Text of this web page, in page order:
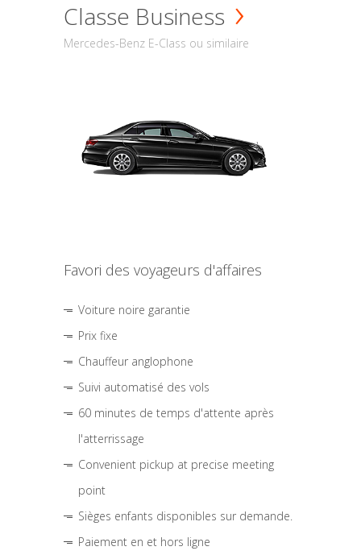
Classe Business
Mercedes-Benz E-Class ou similaire
Favori des voyageurs d'affaires
Voiture noire garantie
Prix fixe
Chauffeur anglophone
Suivi automatisé des vols
60 minutes de temps d'attente après
l'atterrissage
Convenient pickup at precise meeting
point
Sièges enfants disponibles sur demande.
Paiement en et hors ligne